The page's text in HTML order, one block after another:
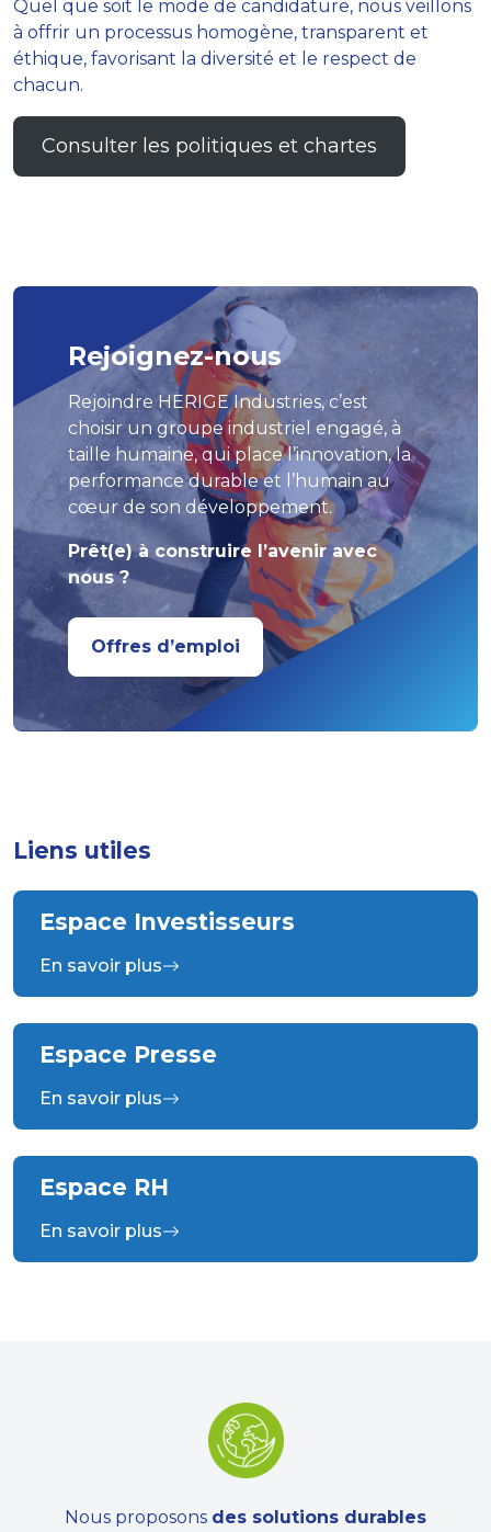
Quel que soit le mode de candidature, nous veillons
à offrir un processus homogène, transparent et
éthique, favorisant la diversité et le respect de
chacun.
Consulter les politiques et chartes
Rejoignez-nous
Rejoindre HERIGE Industries, c’est
choisir un groupe industriel engagé, à
taille humaine, qui place l’innovation, la
performance durable et l’humain au
cœur de son développement.
Prêt(e) à construire l’avenir avec
nous ?
Offres d’emploi
Liens utiles
Espace Investisseurs
En savoir plus
Espace Presse
En savoir plus
Espace RH
En savoir plus
Nous proposons des solutions durables